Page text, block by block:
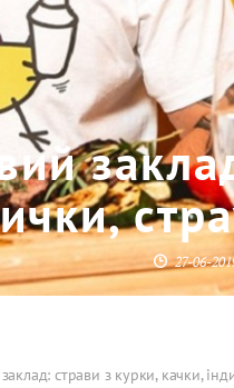
27-06-
страви з курки, качки,